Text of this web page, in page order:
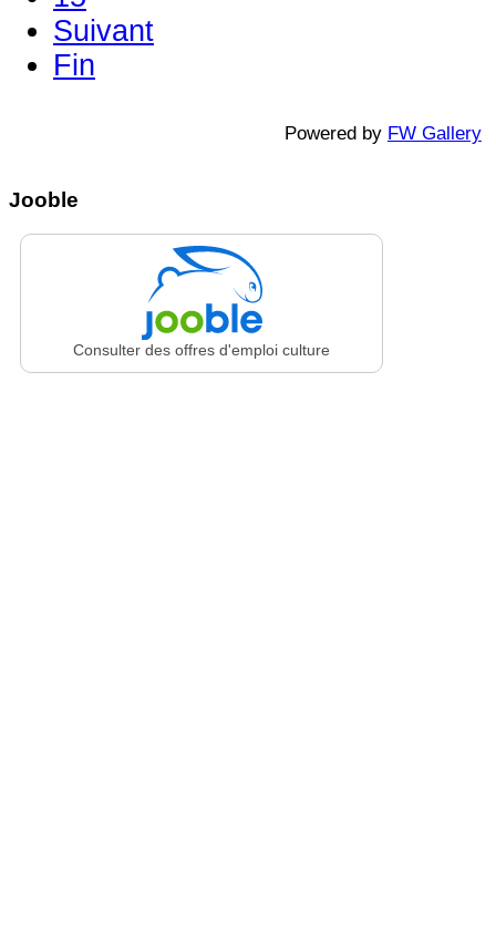
Suivant
Fin
Powered by FW Gallery
Jooble
Consulter des offres d'emploi culture